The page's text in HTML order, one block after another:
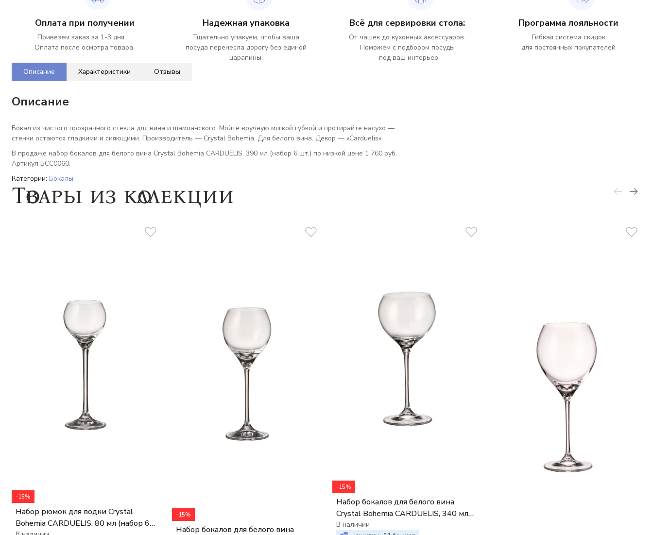
Оплата при получении
Привезем заказ за 1-3 дня.
Оплата после осмотра товара.
Надежная упаковка
Тщательно упакуем, чтобы ваша
посуда перенесла дорогу без единой
царапины.
Всё для сервировки стола:
От чашек до кухонных аксессуаров.
Поможем с подбором посуды
под ваш интерьер.
Программа лояльности
Гибкая система скидок
для постоянных покупателей
Описание Характеристики Отзывы
Описание
Бокал из чистого прозрачного стекла для вина и шампанского. Мойте вручную мягкой губкой и протирайте насухо —
стенки остаются гладкими и сияющими. Производитель — Crystal Bohemia. Для белого вина. Декор — «Carduelis».
В продаже набор бокалов для белого вина Crystal Bohemia CARDUELIS, 390 мл (набор 6 шт.) по низкой цене 1 760 руб.
Артикул БСС0060.
Категории: Бокалы
Товары из коллекции
-15%
Набор рюмок для водки Crystal
Bohemia CARDUELIS, 80 мл (набор 6
-15%
Набор бокалов для белого вина
-15%
Набор бокалов для белого вина
Crystal Bohemia CARDUELIS, 340 мл
(набор 6 шт.)
В наличии